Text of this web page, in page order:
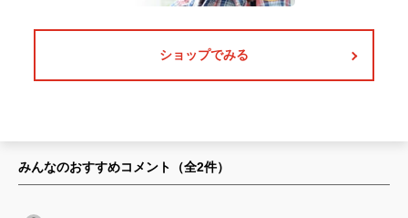
ショップでみる
みんなのおすすめコメント（全2件）